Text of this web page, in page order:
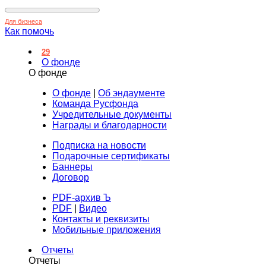
Для бизнеса
Как помочь
29
О фонде
О фонде
О фонде
Об эндаументе
Команда Русфонда
Учредительные документы
Награды и благодарности
Подписка на новости
Подарочные сертификаты
Баннеры
Договор
PDF-архив Ъ
PDF
Видео
Контакты и реквизиты
Мобильные приложения
Отчеты
Отчеты